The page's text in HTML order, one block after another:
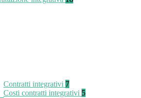
Contratti integrativi 7
Costi contratti integrativi 5